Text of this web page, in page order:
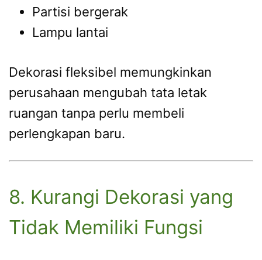
Partisi bergerak
Lampu lantai
Dekorasi fleksibel memungkinkan
perusahaan mengubah tata letak
ruangan tanpa perlu membeli
perlengkapan baru.
8. Kurangi Dekorasi yang
Tidak Memiliki Fungsi